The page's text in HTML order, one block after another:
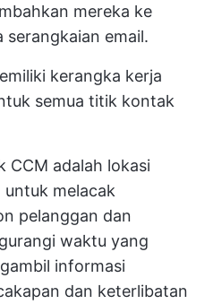
mereka ke
email.
kerangka kerja
semua titik kontak
CCM adalah lokasi
melacak
pelanggan dan
waktu yang
informasi
dan keterlibatan